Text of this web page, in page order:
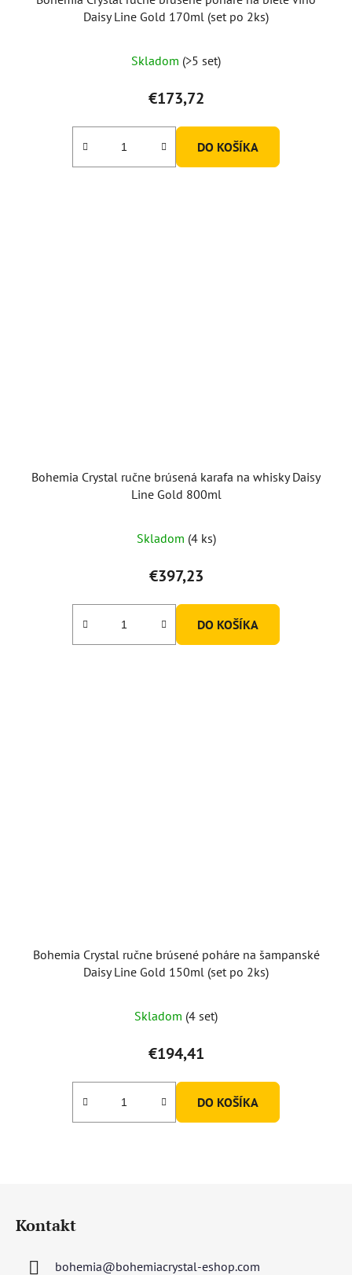
Daisy Line Gold 170ml (set po 2ks)
Skladom (>5 set)
€173,72
DO KOŠÍKA
Bohemia Crystal ručne brúsená karafa na whisky Daisy
Line Gold 800ml
Skladom (4 ks)
€397,23
DO KOŠÍKA
Bohemia Crystal ručne brúsené poháre na šampanské
Daisy Line Gold 150ml (set po 2ks)
Skladom (4 set)
€194,41
DO KOŠÍKA
Kontakt
bohemia@bohemiacrystal-eshop.com